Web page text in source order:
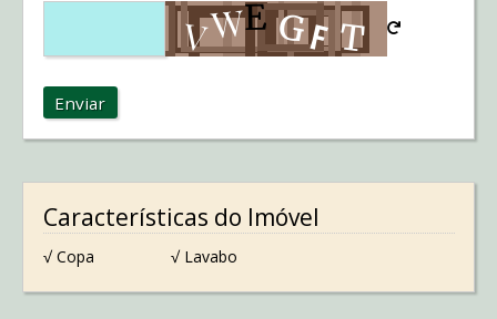
Enviar
Características do Imóvel
√ Copa √ Lavabo